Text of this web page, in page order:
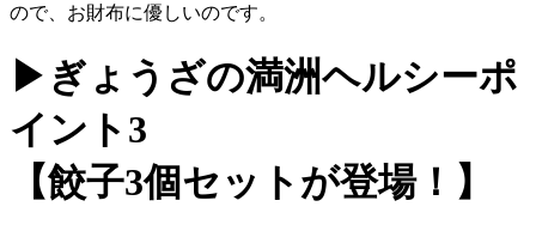
ので、お財布に優しいのです。
▶ぎょうざの満洲ヘルシーポ
イント3
【餃子3個セットが登場！】